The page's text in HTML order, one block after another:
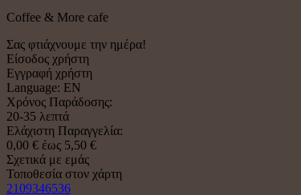
Coffee & More cafe
Σας φτιάχνουμε την ημέρα!
Είσοδος χρήστη
Εγγραφή χρήστη
Language: EN
Χρόνος Παράδοσης:
20-35 λεπτά
Ελάχιστη Παραγγελία:
0,00 € έως 5,50 €
Σχετικά με εμάς
Τοποθεσία στον χάρτη
2109346536